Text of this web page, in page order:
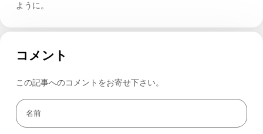
ように。
コメント
この記事へのコメントをお寄せ下さい。